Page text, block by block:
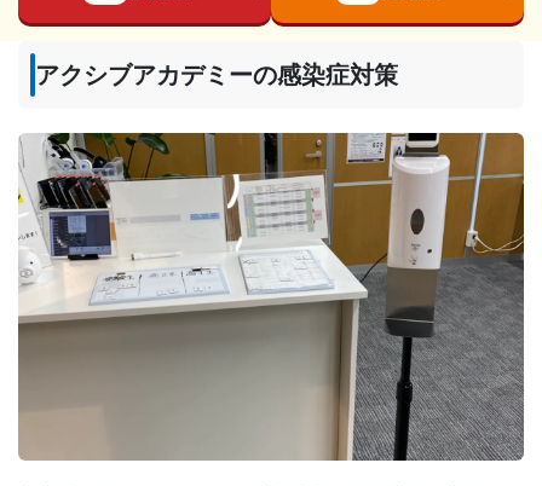
アクシブアカデミーの感染症対策